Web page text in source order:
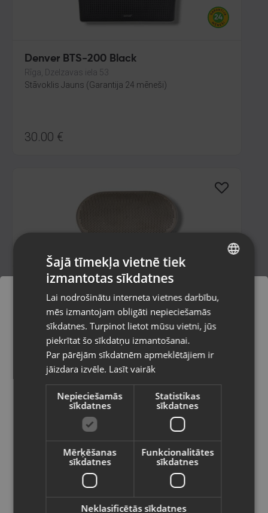
Denver BTS-200 Black
Rīga, Dzelzavas iela 53
Stāvoklis Jauns (Garantija 24 mēneši)
30.00 €
B&O Beoplay P2
Rīga, Dzelzavas iela 53
Stāvoklis Lietots (Garantija 6 mēneši)
60.00€
/mēn.
Poweradd BID0054
Pasūtījumi tiks piegādāti uz
izvēlēto valsti
Vietnes saturs būs attēlots izvēlētajā
valodā
Valsts
Latviešu / Latvian
RUSSIAN
Šajā tīmekļa vietnē tiek
izmantotas sīkdatnes
Lai nodrošinātu interneta vietnes darbību,
mēs izmantojam obligāti nepieciešamās
sīkdatnes. Turpinot lietot mūsu vietni, jūs
piekrītat šo sīkdatņu izmantošanai.
Par pārējām sīkdatnēm apmeklētājiem ir
jāizdara izvēle. Lasīt vairāk
Nepieciešamās
sīkdatnes
Statistikas
sīkdatnes
Mērķēšanas
sīkdatnes
Funkcionalitātes
sīkdatnes
Neklasificētās sīkdatnes